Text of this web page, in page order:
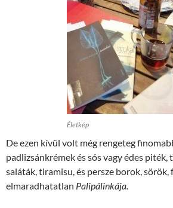
Életkép
De ezen kívül volt még rengeteg
padlizsánkrémek és sós vagy édes piték,
saláták, tiramisu, és persze borok, sörök,
elmaradhatatlan Palipálinkája.